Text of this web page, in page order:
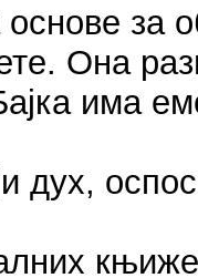
основе за
Она
има
дух,